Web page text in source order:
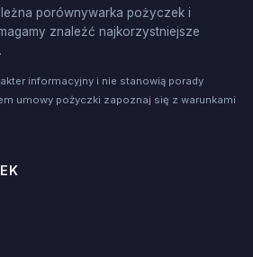
porównywarka pożyczek i
znaleźć najkorzystniejsze
informacyjny i nie stanowią porady
umowy pożyczki zapoznaj się z warunkami